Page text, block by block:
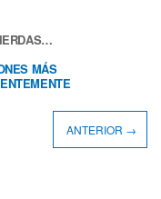
MÁS
ANTERIOR →